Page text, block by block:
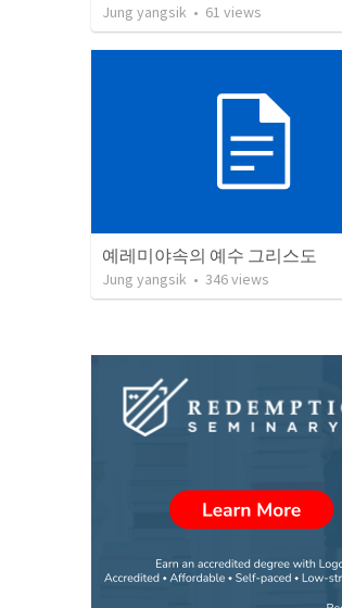
Jung yangsik • 61 views
예레미야속의 예수 그리스도
Jung yangsik • 346views